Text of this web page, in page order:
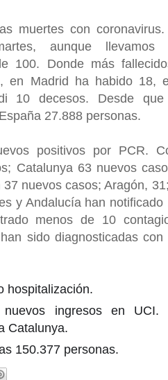
muertes con
aunque llevamos
100. Donde más
en Madrid ha habido 18,
10 decesos. Desde que
27.888 personas.
positivos por PCR.
Catalunya 63 nuevos
nuevos casos; Aragón,
y Andalucía han notificado
menos de 10
sido diagnosticadas con
hospitalización.
ingresos en
Catalunya.
150.377 personas.